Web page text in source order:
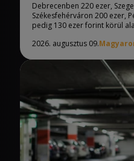
Debrecenben 220 ezer,
Székesfehérváron 200 ezer,
pedig 130 ezer forint körül
2026. augusztus 09.